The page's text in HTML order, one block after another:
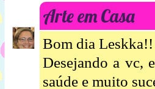
Arte em Casa
Bom dia Leskka!!
Desejando a vc,
saúde e muito